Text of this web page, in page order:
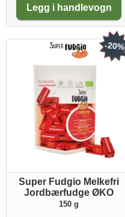
Legg i handlevogn
Super Fudgio Melkefri
Jordbærfudge ØKO
150 g
-20%